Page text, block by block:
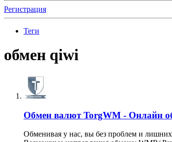
Регистрация
Теги
обмен qiwi
Обмен валют TorgWM - Онлайн
Обменивая у нас, вы без проблем и